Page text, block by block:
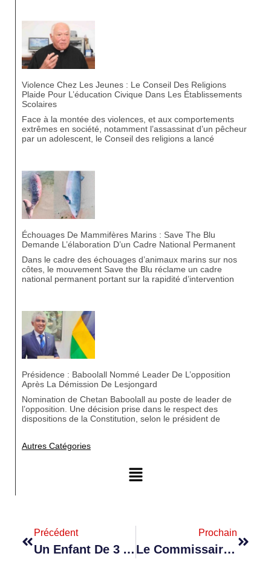
Violence Chez Les Jeunes : Le Conseil Des Religions
Plaide Pour L’éducation Civique Dans Les Établissements
Scolaires
Face à la montée des violences, et aux comportements
extrêmes en société, notamment l’assassinat d’un pêcheur
par un adolescent, le Conseil des religions a lancé
Échouages De Mammifères Marins : Save The Blu
Demande L’élaboration D’un Cadre National Permanent
Dans le cadre des échouages d’animaux marins sur nos
côtes, le mouvement Save the Blu réclame un cadre
national permanent portant sur la rapidité d’intervention
Présidence : Baboolall Nommé Leader De L’opposition
Après La Démission De Lesjongard
Nomination de Chetan Baboolall au poste de leader de
l’opposition. Une décision prise dans le respect des
dispositions de la Constitution, selon le président de
Autres Catégories
Précédent
Un Enfant De 3 Ans Tué Dans Accident À Cité La Cure
Prochain
Le Commissaire Émet Une Circulaire Pour Mettre Les Policiers Devant Leurs Responsabilités